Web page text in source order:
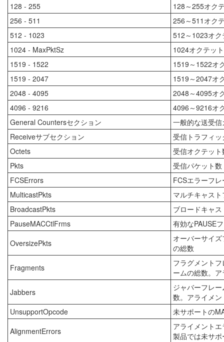
128 - 255
128～255オク
256 - 511
256～511オク
512 - 1023
512～1023オ
1024 - MaxPktSz
1024オクテッ
1519 - 1522
1519～1522オ
1519 - 2047
1519～2047オ
2048 - 4095
2048～4095オ
4096 - 9216
4096～9216オ
General Countersセクション
一般的な送受
Receiveサブセクション
受信トラフィ
Octets
受信オクテット
Pkts
受信パケット数
FCSErrors
FCSエラーフ
MulticastPkts
マルチキャス
BroadcastPkts
ブロードキャ
PauseMACCtlFrms
有効なPAUSE
OversizePkts
オーバーサイ
の総数
Fragments
フラグメント
ームの総数。
Jabbers
ジャバーフレ
数。アライメ
UnsupportOpcode
未サポートの
AlignmentErrors
アライメント
製品では未サポ